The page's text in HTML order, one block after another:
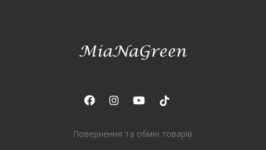
Повернення та обмін товарів